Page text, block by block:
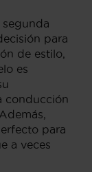
segunda
para
de estilo,
es
conducción
para
a veces